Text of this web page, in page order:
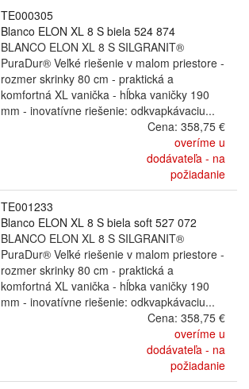
TE000305
Blanco ELON XL 8 S biela 524 874
BLANCO ELON XL 8 S SILGRANIT®
PuraDur® Veľké riešenie v malom priestore -
rozmer skrinky 80 cm - praktická a
komfortná XL vanička - hĺbka vaničky 190
mm - inovatívne riešenie: odkvapkávaciu...
Cena: 358,75 €
overíme u
dodávateľa - na
požiadanie
TE001233
Blanco ELON XL 8 S biela soft 527 072
BLANCO ELON XL 8 S SILGRANIT®
PuraDur® Veľké riešenie v malom priestore -
rozmer skrinky 80 cm - praktická a
komfortná XL vanička - hĺbka vaničky 190
mm - inovatívne riešenie: odkvapkávaciu...
Cena: 358,75 €
overíme u
dodávateľa - na
požiadanie